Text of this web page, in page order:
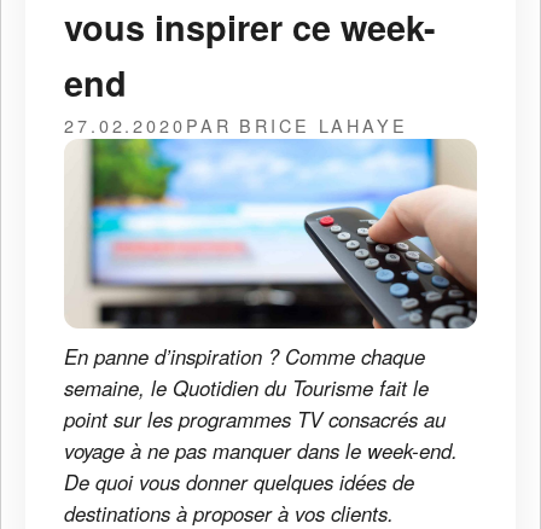
vous inspirer ce week-
end
27.02.2020PAR BRICE LAHAYE
En panne d’inspiration ? Comme chaque
semaine, le Quotidien du Tourisme fait le
point sur les programmes TV consacrés au
voyage à ne pas manquer dans le week-end.
De quoi vous donner quelques idées de
destinations à proposer à vos clients.